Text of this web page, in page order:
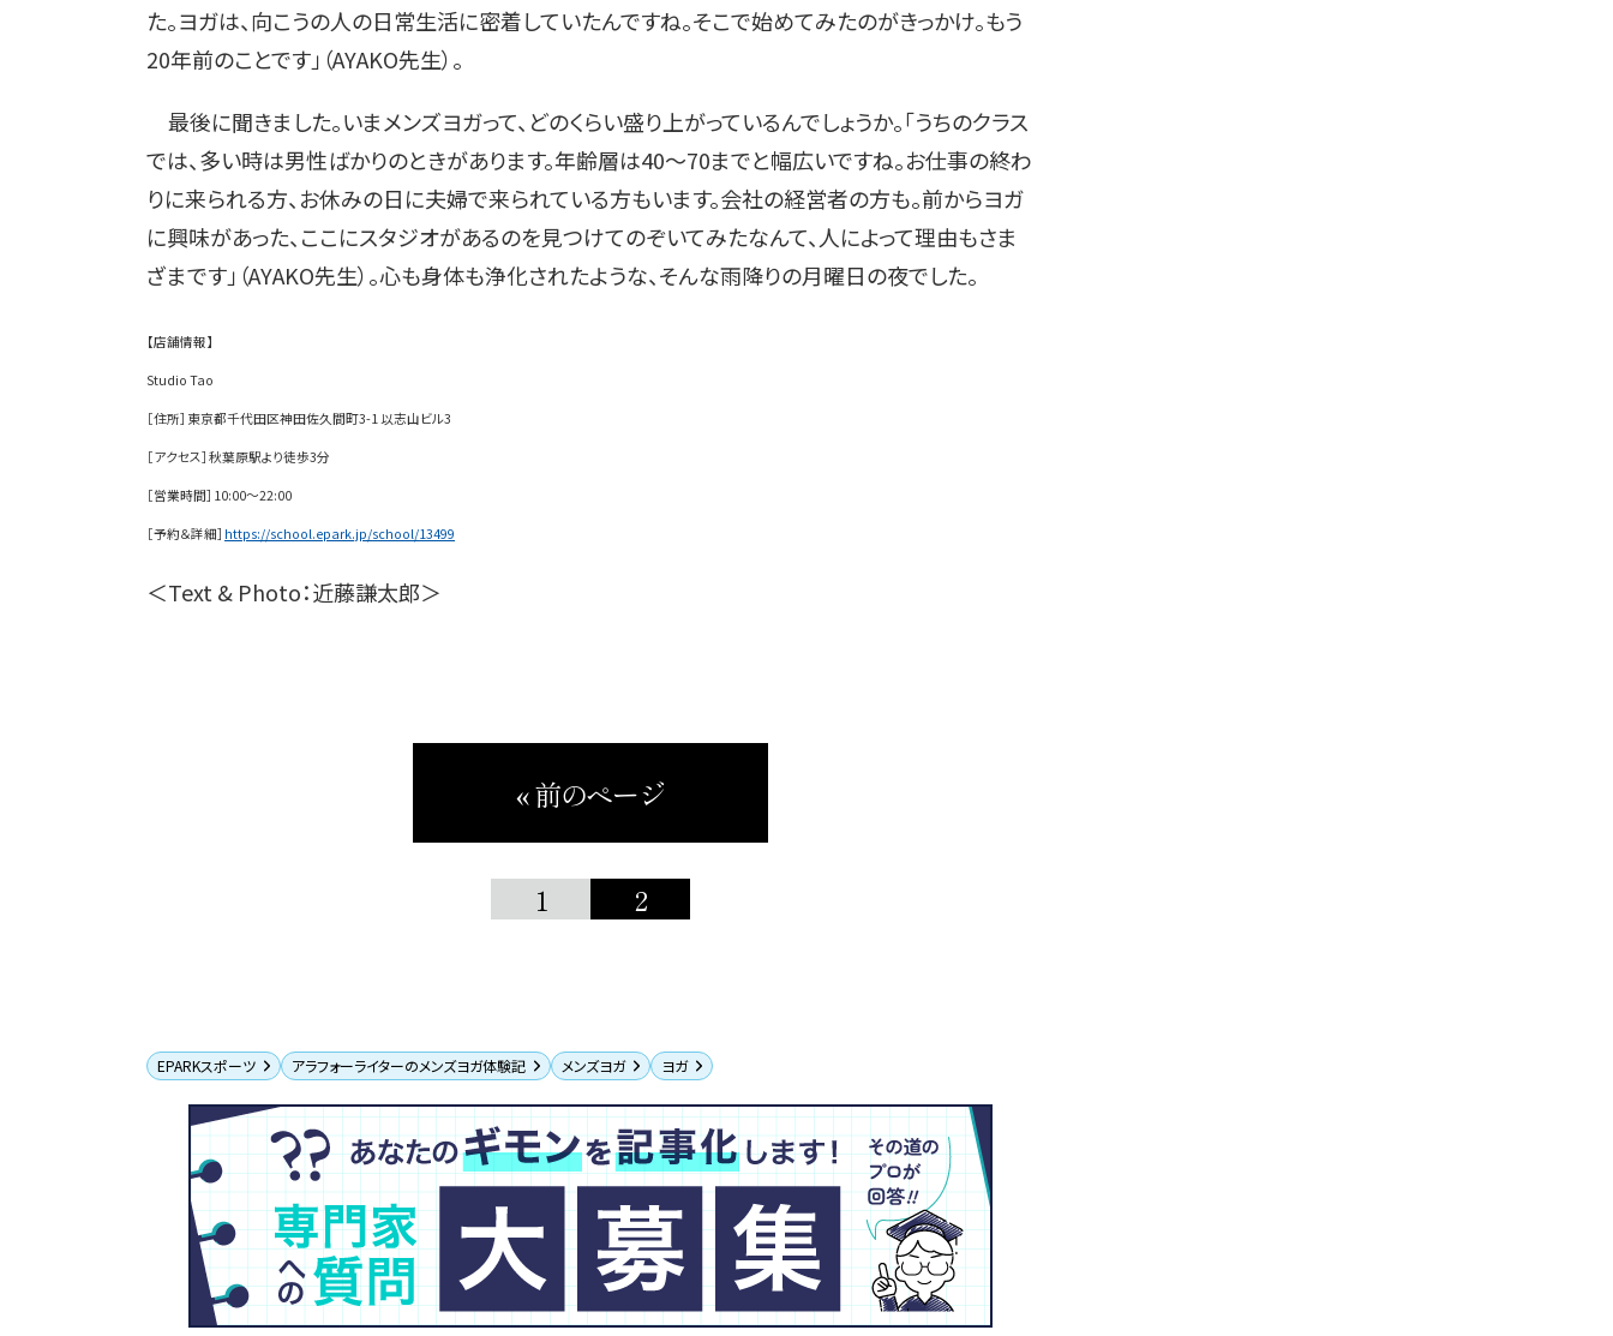
た。ヨガは、向こうの人の日常生活に密着していたんですね。そこで始めてみたのがきっかけ。もう
20年前のことです」（AYAKO先生）。
最後に聞きました。いまメンズヨガって、どのくらい盛り上がっているんでしょうか。「うちのクラス
では、多い時は男性ばかりのときがあります。年齢層は40～70までと幅広いですね。お仕事の終わ
りに来られる方、お休みの日に夫婦で来られている方もいます。会社の経営者の方も。前からヨガ
に興味があった、ここにスタジオがあるのを見つけてのぞいてみたなんて、人によって理由もさま
ざまです」（AYAKO先生）。心も身体も浄化されたような、そんな雨降りの月曜日の夜でした。
【店舗情報】
Studio Tao
［住所］東京都千代田区神田佐久間町3-1 以志山ビル3
［アクセス］秋葉原駅より徒歩3分
［営業時間］10:00〜22:00
［予約＆詳細］ https://school.epark.jp/school/13499
＜Text & Photo：近藤謙太郎＞
« 前のページ
1 2
EPARKスポーツ アラフォーライターのメンズヨガ体験記 メンズヨガ ヨガ